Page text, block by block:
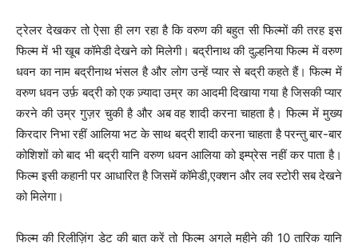
ट्रेलर देखकर तो ऐसा ही लग रहा है कि वरुण की बहुत सी फिल्मों की तरह इस
फिल्म में भी खूब कॉमेडी देखने को मिलेगी। बद्रीनाथ की दुल्हनिया फिल्म में वरुण
धवन का नाम बद्रीनाथ भंसल है और लोग उन्हें प्यार से बद्री कहते हैं। फिल्म में
वरुण धवन उर्फ़ बद्री को एक ज़्यादा उम्र का आदमी दिखाया गया है जिसकी प्यार
करने की उम्र गुज़र चुकी है और अब वह शादी करना चाहता है। फिल्म में मुख्य
किरदार निभा रहीं आलिया भट के साथ बद्री शादी करना चाहता है परन्तु बार-बार
कोशिशों को बाद भी बद्री यानि वरुण धवन आलिया को इम्प्रेस नहीं कर पाता है।
फिल्म इसी कहानी पर आधारित है जिसमें कॉमेडी,एक्शन और लव स्टोरी सब देखने
को मिलेगा।
फिल्म की रिलीज़िंग डेट की बात करें तो फिल्म अगले महीने की 10 तारिक यानि